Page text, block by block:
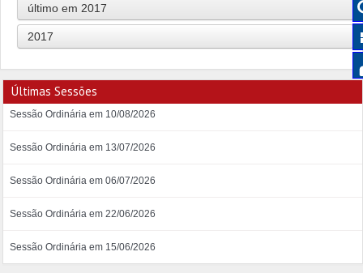
último em 2017
2017
Últimas Sessões
Sessão Ordinária em 10/08/2026
Sessão Ordinária em 13/07/2026
Sessão Ordinária em 06/07/2026
Sessão Ordinária em 22/06/2026
Sessão Ordinária em 15/06/2026